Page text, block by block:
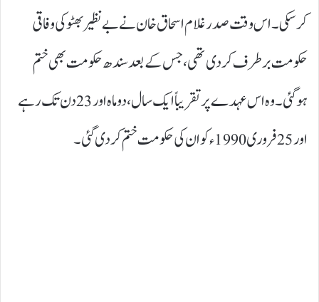
کرسکی۔ اس وقت صدر غلام اسحاق خان نے بے نظیر بھٹو کی وفاقی
حکومت برطرف کردی تھی، جس کے بعد سندھ حکومت بھی ختم
ہوگئی۔ وہ اس عہدے پر تقریباً ایک سال، دو ماہ اور 23دن تک رہے
اور 25فروری 1990ء کو ان کی حکومت ختم کردی گئی۔